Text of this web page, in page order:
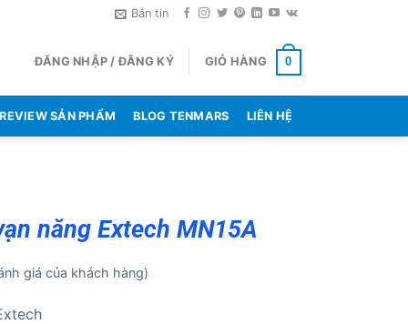
Bản tin
ĐĂNG NHẬP / ĐĂNG KÝ GIỎ HÀNG 0
REVIEW SẢN PHẨM BLOG TENMARS LIÊN HỆ
năng Extech MN15A
giá của khách hàng)